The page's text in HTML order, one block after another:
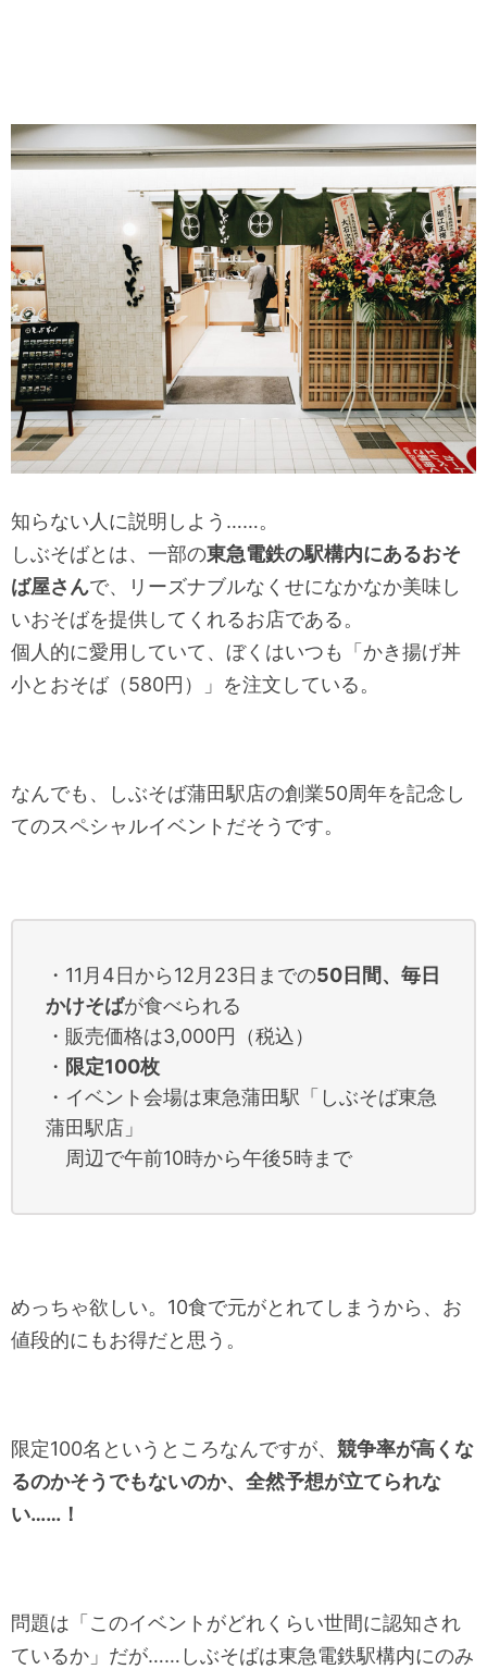
知らない人に説明しよう……。
しぶそばとは、一部の東急電鉄の駅構内にあるおそ
ば屋さんで、リーズナブルなくせになかなか美味し
いおそばを提供してくれるお店である。
個人的に愛用していて、ぼくはいつも「かき揚げ丼
小とおそば（580円）」を注文している。
なんでも、しぶそば蒲田駅店の創業50周年を記念し
てのスペシャルイベントだそうです。
・11月4日から12月23日までの50日間、毎日
かけそばが食べられる
・販売価格は3,000円（税込）
・ 限定100枚
・イベント会場は東急蒲田駅「しぶそば東急
蒲田駅店」
周辺で午前10時から午後5時まで
めっちゃ欲しい。10食で元がとれてしまうから、お
値段的にもお得だと思う。
限定100名というところなんですが、 競争率が高くな
るのかそうでもないのか、全然予想が立てられな
い……！
問題は「このイベントがどれくらい世間に認知され
ているか」だが……しぶそばは東急電鉄駅構内にのみ